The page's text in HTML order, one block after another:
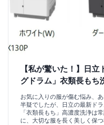
【私が驚いた！】日
グドラム」衣類長もち
お気に入りの服が傷む悩み、
半疑でしたが、日立の最新ド
「衣類長もち」高濃度洗浄は
に、大切な服を長く美しく保